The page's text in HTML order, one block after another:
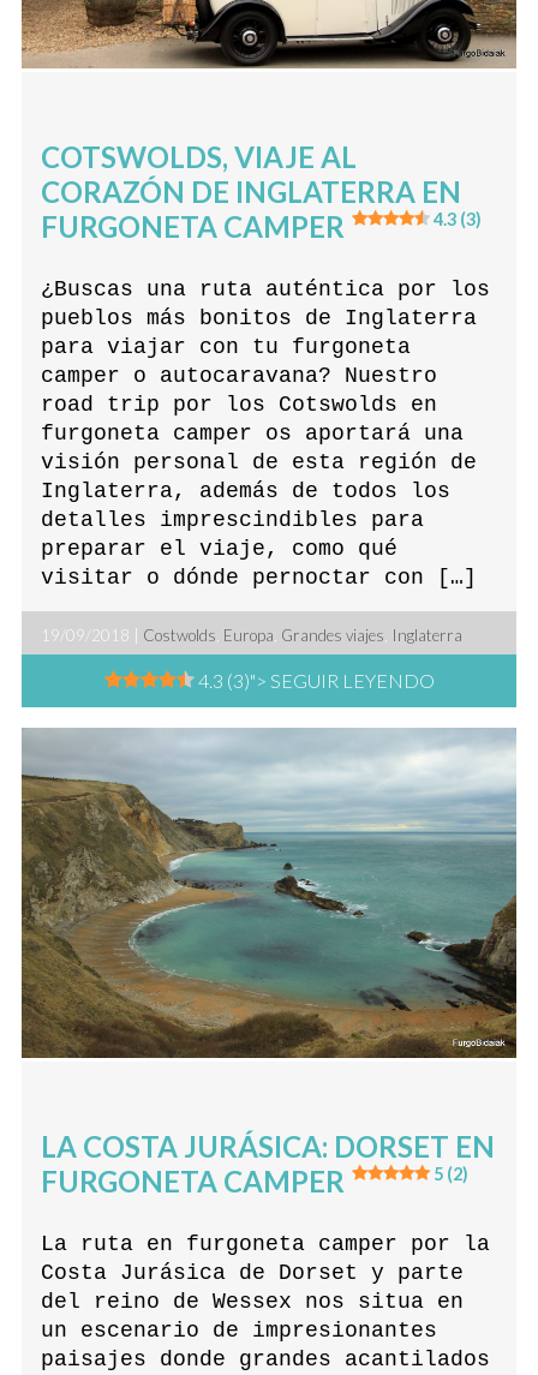
COTSWOLDS, VIAJE AL
CORAZÓN DE INGLATERRA EN
FURGONETA CAMPER
4.3 (3)
¿Buscas una ruta auténtica por los
pueblos más bonitos de Inglaterra
para viajar con tu furgoneta
camper o autocaravana? Nuestro
road trip por los Cotswolds en
furgoneta camper os aportará una
visión personal de esta región de
Inglaterra, además de todos los
detalles imprescindibles para
preparar el viaje, como qué
visitar o dónde pernoctar con […]
19/09/2018 | Costwolds Europa Grandes viajes Inglaterra
4.3 (3)"> SEGUIR LEYENDO
LA COSTA JURÁSICA: DORSET EN
FURGONETA CAMPER
5 (2)
La ruta en furgoneta camper por la
Costa Jurásica de Dorset y parte
del reino de Wessex nos situa en
un escenario de impresionantes
paisajes donde grandes acantilados